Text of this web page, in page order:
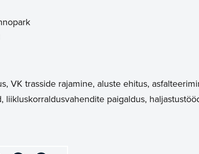
VK trasside rajamine, aluste ehitus,
liikluskorraldusvahendite paigaldus,